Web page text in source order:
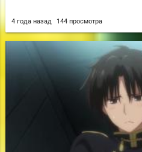
4 года назад 144 просмотра